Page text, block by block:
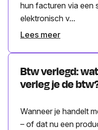
hun facturen via een
elektronisch v...
Lees meer
Btw verlegd:
verleg je de
Wanneer je handelt
– of dat nu een